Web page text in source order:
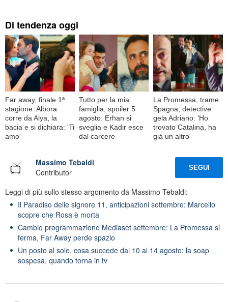
Di tendenza oggi
Far away, finale 1ª
stagione: Albora
corre da Alya, la
bacia e si dichiara: 'Ti
amo'
Tutto per la mia
famiglia, spoiler 5
agosto: Erhan si
sveglia e Kadir esce
dal carcere
La Promessa, trame
Spagna, detective
gela Adriano: 'Ho
trovato Catalina, ha
già un altro'
Massimo Tebaldi
Contributor
SEGUI
Leggi di più sullo stesso argomento da Massimo Tebaldi:
Il Paradiso delle signore 11, anticipazioni settembre: Marcello
scopre che Rosa è morta
Cambio programmazione Mediaset settembre: La Promessa si
ferma, Far Away perde spazio
Un posto al sole, cosa succede dal 10 al 14 agosto: la soap
sospesa, quando torna in tv